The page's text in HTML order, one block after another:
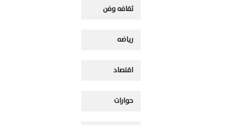
ثقافه وفن
رياضه
اقتصاد
حوارات